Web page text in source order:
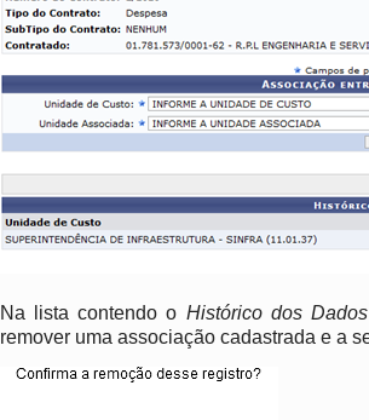
Na lista contendo o Histórico dos
remover uma associação cadastrada e a